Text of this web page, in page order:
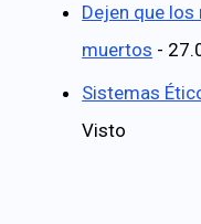
Dejen que
muertos -
Sistemas
Visto